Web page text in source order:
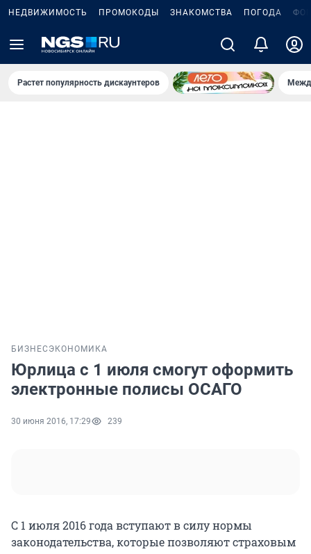
НЕДВИЖИМОСТЬ ПРОМОКОДЫ ЗНАКОМСТВА ПОГОДА
Растет популярность дискаунтеров
БИЗНЕС ЭКОНОМИКА
Юрлица с 1 июля смогут оформить
электронные полисы ОСАГО
30 июня 2016, 17:29 239
С 1 июля 2016 года вступают в силу нормы
законодательства, которые позволяют страховым